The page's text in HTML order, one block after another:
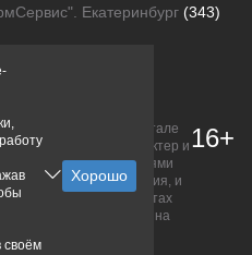
Екатеринбург (343)
размещенная на портале
ознакомительный характер и
положениями
и полного описания, и
уточняйте на сайтах
право на
16+
своём